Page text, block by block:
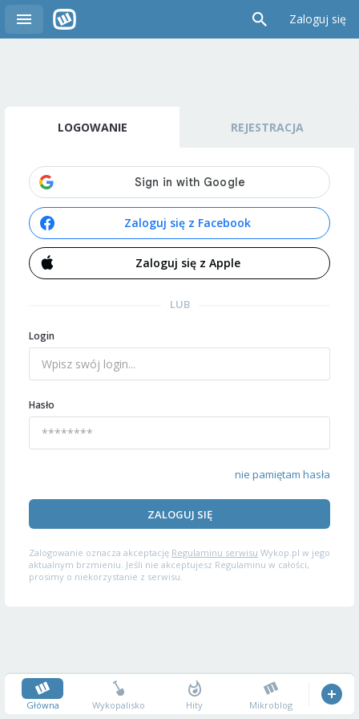
Zaloguj się
LOGOWANIE REJESTRACJA
Zaloguj się z Facebook
Zaloguj się z Apple
LUB
Login
Hasło
nie pamiętam hasła
ZALOGUJ SIĘ
Zalogowanie oznacza akceptację Regulaminu serwisu Wykop.pl w jego
aktualnym brzmieniu. Jeśli nie akceptujesz Regulaminu w całości,
prosimy o niekorzystanie z serwisu.
Główna Wykopalisko Hity Mikroblog